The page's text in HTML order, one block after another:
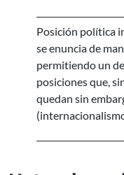
Posición política
se enuncia de
permitiendo un
posiciones que,
quedan sin